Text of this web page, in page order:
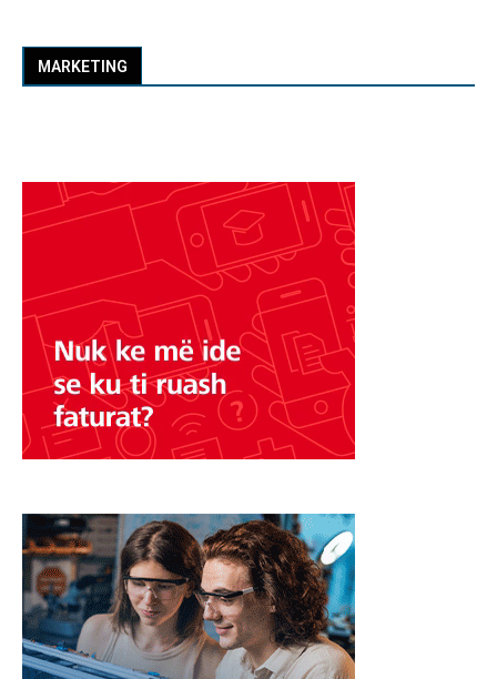
MARKETING